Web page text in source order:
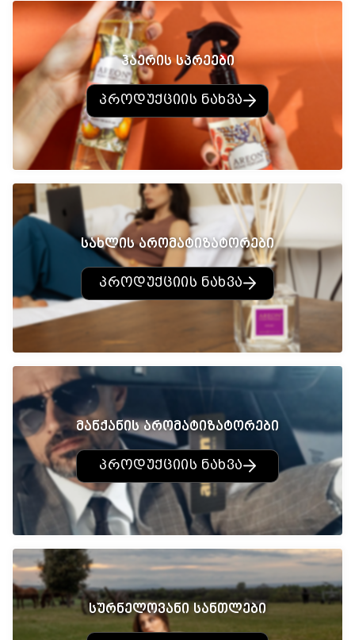
ჰაერის სპრეები
პროდუქციის ნახვა
სახლის არომატიზატორები
პროდუქციის ნახვა
მანქანის არომატიზატორები
პროდუქციის ნახვა
სურნელოვანი სანთლები